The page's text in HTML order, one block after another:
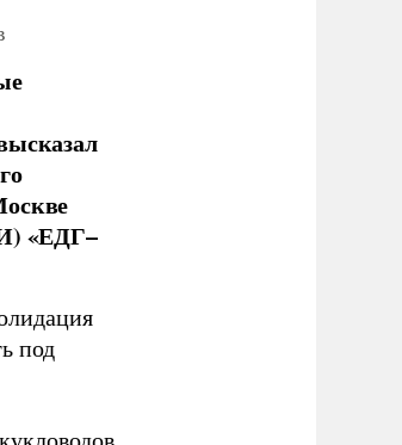
«ЕДГ–
под